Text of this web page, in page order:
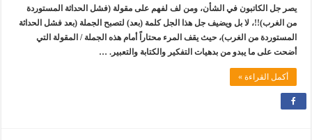
يصر جل الكاتبون في الشأن، ومن لف لفهم على مقولة (فشل الحداثة المستوردة
من الغرب)!!، لا بل ويضيف جل هذا الجل كلمة (بعد) لتصبح الجملة (بعد فشل الحداثة
المستوردة من الغرب)، حيث يقف المرء محتاراً أمام هذه الجملة / المقولة التي
أضحت على ما يبدو من بدهيات التفكير والكتابة والتعبير. …
أكمل القراءة »